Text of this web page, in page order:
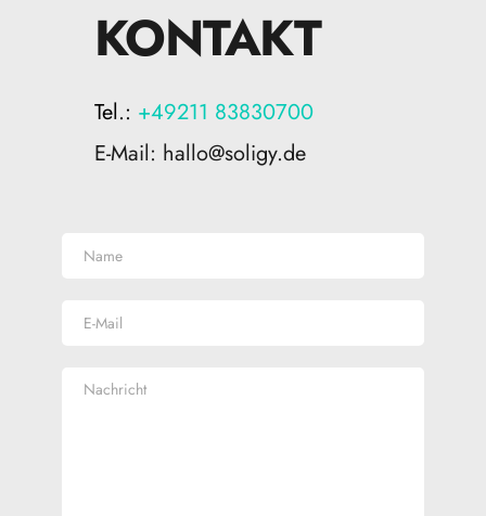
KONTAKT
Tel.: +49211 83830700
E-Mail: hallo@soligy.de